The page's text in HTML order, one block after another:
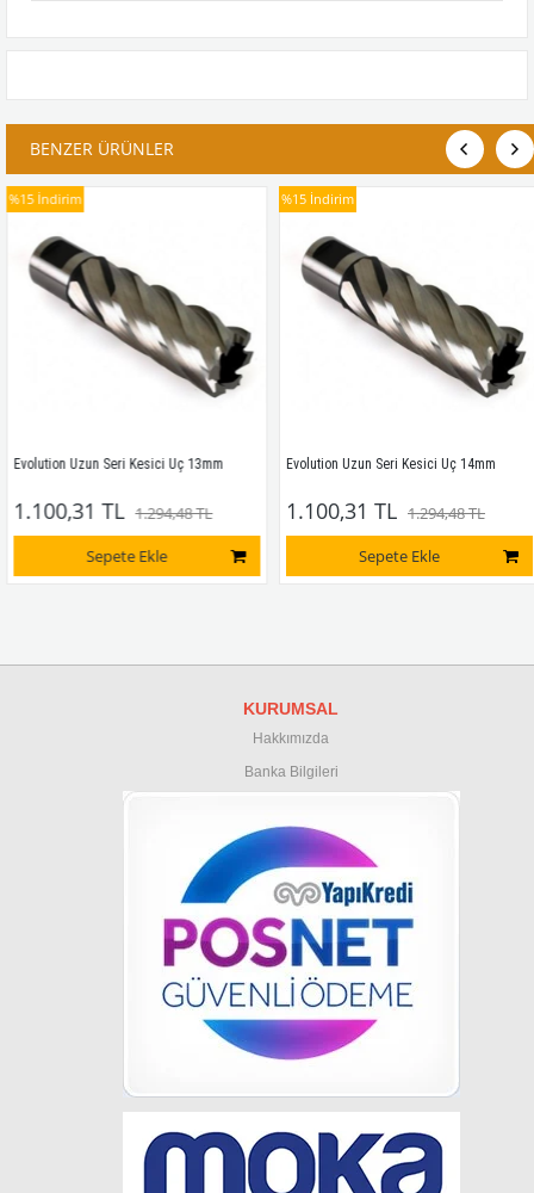
BENZER ÜRÜNLER
Evolution Uzun Seri Kesici Uç 13mm
1.100,31 TL
1.294,48 TL
Sepete Ekle
%15 İndirim
Evolution Uzun Seri Kesici Uç 14mm
1.100,31 TL
1.294,48 TL
Sepete Ekle
%15 İndirim
KURUMSAL
Hakkımızda
Banka Bilgileri